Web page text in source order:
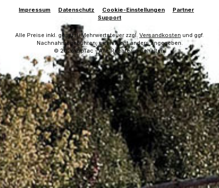
Impressum Datenschutz Cookie-Einstellungen
Partner
Support
Alle Preise inkl. gesetzl. Mehrwertsteuer zzgl. Versandkosten und ggf.
Nachnahmegebühren, wenn nicht anders angegeben.
© 2026 ZipTac - Alle Rechte vorbehalten.